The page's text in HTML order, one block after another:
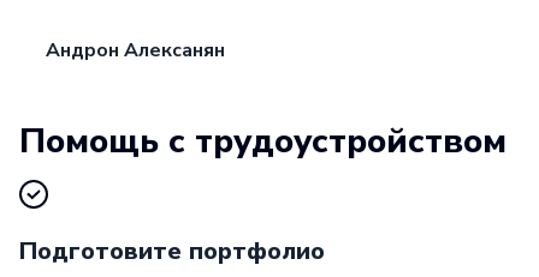
Андрон Алексанян
Помощь с трудоустройством
Подготовите портфолио